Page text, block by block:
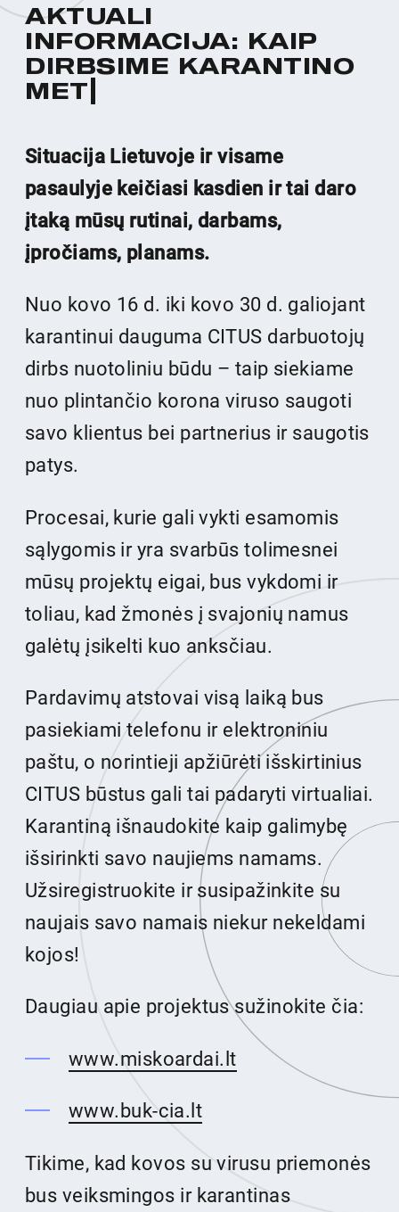
AKTUALI
INFORMACIJA: KAIP
DIRBSIME KARANTINO
MET
Situacija Lietuvoje ir visame
pasaulyje keičiasi kasdien ir tai daro
įtaką mūsų rutinai, darbams,
įpročiams, planams.
Nuo kovo 16 d. iki kovo 30 d. galiojant
karantinui dauguma CITUS darbuotojų
dirbs nuotoliniu būdu – taip siekiame
nuo plintančio korona viruso saugoti
savo klientus bei partnerius ir saugotis
patys.
Procesai, kurie gali vykti esamomis
sąlygomis ir yra svarbūs tolimesnei
mūsų projektų eigai, bus vykdomi ir
toliau, kad žmonės į svajonių namus
galėtų įsikelti kuo anksčiau.
Pardavimų atstovai visą laiką bus
pasiekiami telefonu ir elektroniniu
paštu, o norintieji apžiūrėti išskirtinius
CITUS būstus gali tai padaryti virtualiai.
Karantiną išnaudokite kaip galimybę
išsirinkti savo naujiems namams.
Užsiregistruokite ir susipažinkite su
naujais savo namais niekur nekeldami
kojos!
Daugiau apie projektus sužinokite čia:
www.miskoardai.lt
www.buk-cia.lt
Tikime, kad kovos su virusu priemonės
bus veiksmingos ir karantinas